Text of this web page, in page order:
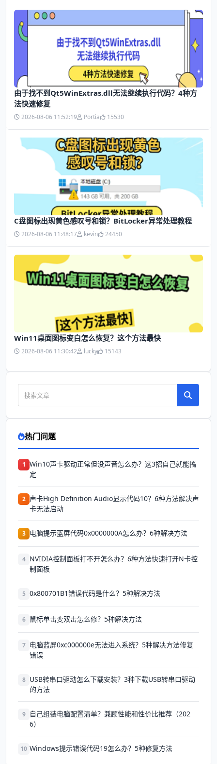
由于找不到Qt5WinExtras.dll无法继续执行代码？4种方
法快速修复
2026-08-06 11:52:19 Portia 15530
C盘图标出现黄色感叹号和锁？BitLocker异常处理教程
2026-08-06 11:48:17 kevin 24450
Win11桌面图标变白怎么恢复？这个方法最快
2026-08-06 11:30:42 lucky 15143
热门问题
1 Win10声卡驱动正常但没声音怎么办？这3招自己就能搞
定
2 声卡High Definition Audio显示代码10？6种方法解决声
卡无法启动
3 电脑提示蓝屏代码0x0000000A怎么办？6种解决方法
4 NVIDIA控制面板打不开怎么办？6种方法快速打开N卡控
制面板
5 0x800701B1错误代码是什么？5种解决方法
6 鼠标单击变双击怎么修？5种解决方法
7 电脑蓝屏0xc000000e无法进入系统？5种解决方法修复
错误
8 USB转串口驱动怎么下载安装？3种下载USB转串口驱动
的方法
9
自己组装电脑配置清单？兼顾性能和性价比推荐（202
6）
10 Windows提示错误代码19怎么办？5种修复方法